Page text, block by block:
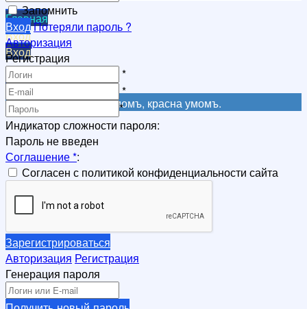
Главная
Вход
Вход
Регистрация
Регистрация
Не красна книга письмомъ, красна умомъ.
Запомнить
ВходПотеряли пароль ?
Авторизация
Регистрация
*
*
*
Индикатор сложности пароля:
Пароль не введен
Соглашение*:
Согласен с политикой конфиденциальности сайта
Зарегистрироваться
Авторизация Регистрация
Генерация пароля